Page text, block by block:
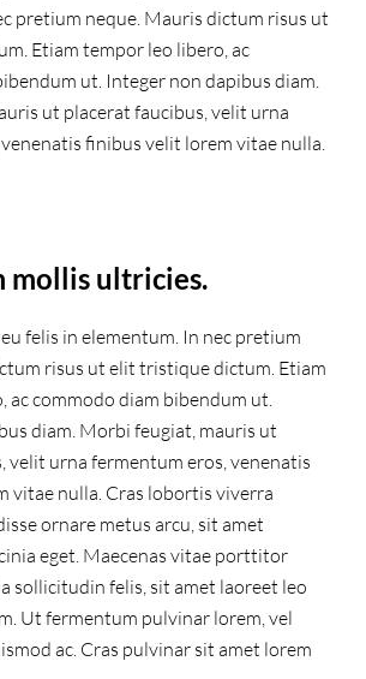
pretium neque. Mauris dictum risus ut
Etiam tempor leo libero, ac
ut. Integer non dapibus diam.
ut placerat faucibus, velit urna
finibus velit lorem vitae nulla.
mollis ultricies.
felis in elementum. In nec pretium
risus ut elit tristique dictum. Etiam
ac commodo diam bibendum ut.
diam. Morbi feugiat, mauris ut
velit urna fermentum eros, venenatis
vitae nulla. Cras lobortis viverra
ornare metus arcu, sit amet
eget. Maecenas vitae porttitor
sollicitudin felis, sit amet laoreet leo
Ut fermentum pulvinar lorem, vel
ac. Cras pulvinar sit amet lorem